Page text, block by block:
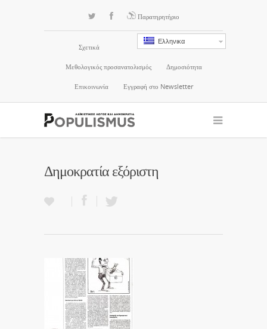
Παρατηρητήριο
Ελληνικα
Σχετικά
Μεθολογικός προσανατολισμός Δημοσιότητα
Επικοινωνία Εγγραφή στο Newsletter
Δημοκρατία εξόριστη